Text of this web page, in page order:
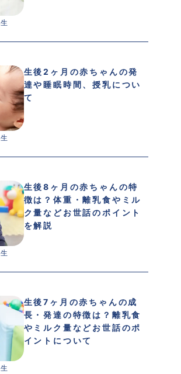
生後2ヶ月の赤ちゃんの発
達や睡眠時間、授乳につい
て
生後8ヶ月の赤ちゃんの特
徴は？体重・離乳食やミル
ク量などお世話のポイント
を解説
生後7ヶ月の赤ちゃんの成
長・発達の特徴は？離乳食
やミルク量などお世話のポ
イントについて